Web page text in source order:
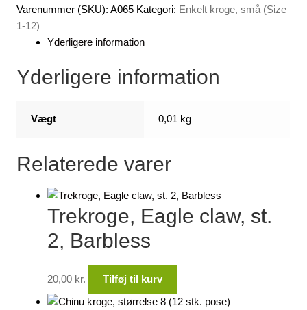
pose)
antal
Varenummer (SKU):A065 Kategori: Enkelt kroge, små (Size
1-12)
Yderligere information
Yderligere information
Vægt 0,01 kg
Relaterede varer
Trekroge, Eagle claw, st.
2, Barbless
20,00 kr. Tilføj til kurv